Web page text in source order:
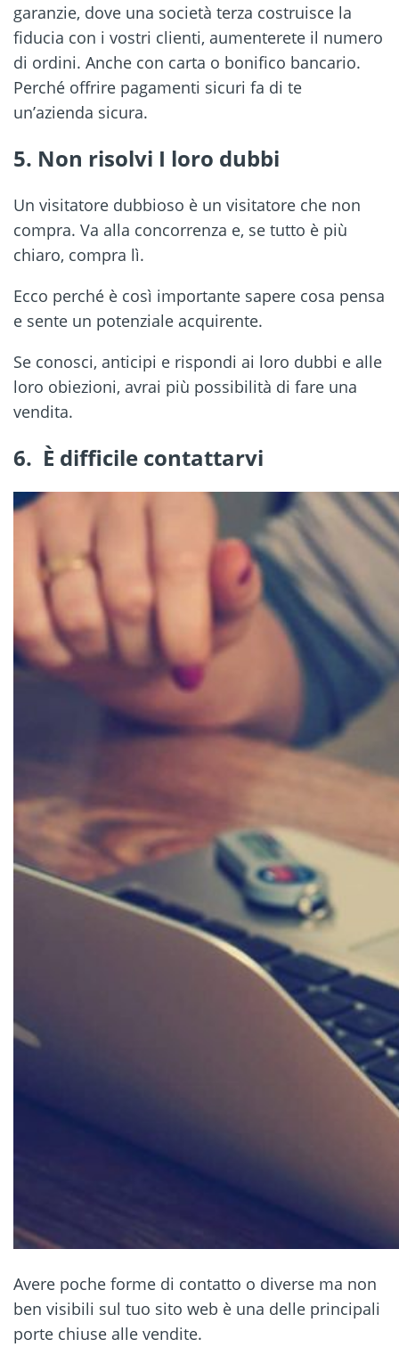
garanzie, dove una società terza costruisce la
fiducia con i vostri clienti, aumenterete il numero
di ordini. Anche con carta o bonifico bancario.
Perché offrire pagamenti sicuri fa di te
un’azienda sicura.
5. Non risolvi I loro dubbi
Un visitatore dubbioso è un visitatore che non
compra. Va alla concorrenza e, se tutto è più
chiaro, compra lì.
Ecco perché è così importante sapere cosa pensa
e sente un potenziale acquirente.
Se conosci, anticipi e rispondi ai loro dubbi e alle
loro obiezioni, avrai più possibilità di fare una
vendita.
6. È difficile contattarvi
Avere poche forme di contatto o diverse ma non
ben visibili sul tuo sito web è una delle principali
porte chiuse alle vendite.